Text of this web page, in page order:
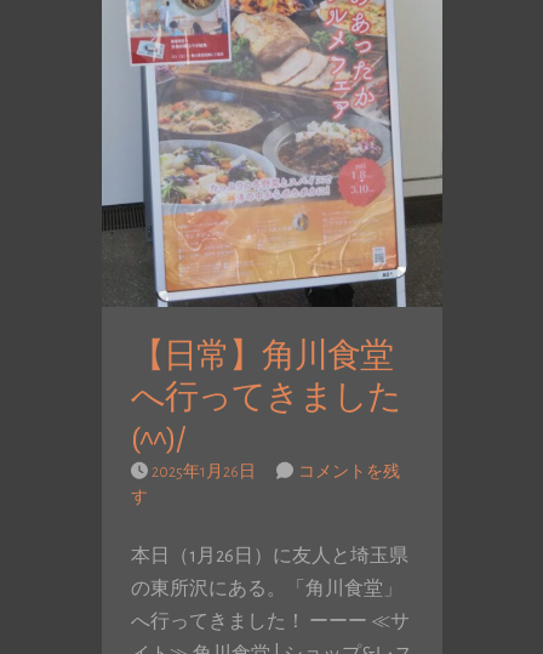
【日常】角川食堂
へ行ってきました
(^^)/
2025年1月26日
コメントを残
す
本日（1月26日）に友人と埼玉県
の東所沢にある。「角川食堂」
へ行ってきました！ ーーー ≪サ